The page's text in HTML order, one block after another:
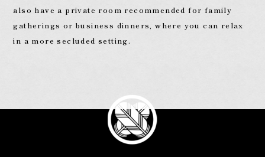
also have a private room recommended for family
gatherings or business dinners, where you can relax
in a more secluded setting.